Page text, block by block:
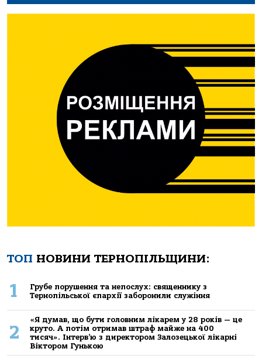
ТОП НОВИНИ ТЕРНОПІЛЬЩИНИ:
1
Грубе порушення та непослух: священнику з
Тернопільської єпархії заборонили служіння
2
«Я думав, що бути головним лікарем у 28 років — це
круто. А потім отримав штраф майже на 400
тисяч». Інтерв’ю з директором Залозецької лікарні
Віктором Гунькою